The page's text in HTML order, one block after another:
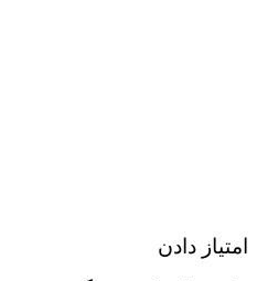
امتیاز دادن